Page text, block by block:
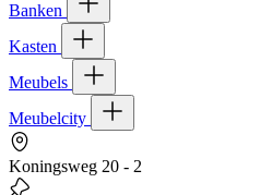
Banken
Kasten
Meubels
Meubelcity
Koningsweg 20 - 2